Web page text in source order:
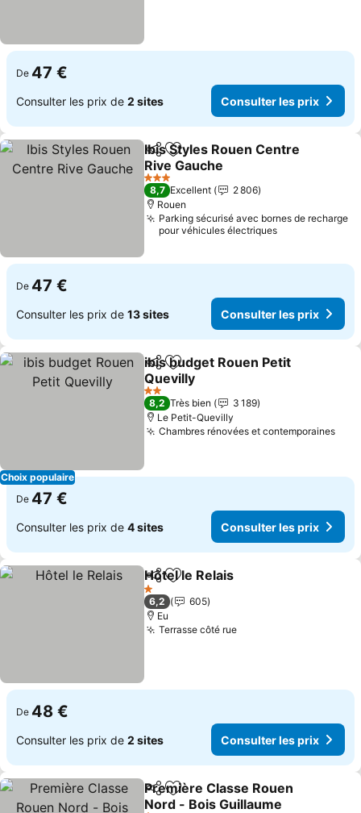
De 47 €
Consulter les prix de 2 sites Consulter les prix
PartagerAjouter à mes favoris
Ibis Styles Rouen Centre
Rive Gauche
3 Étoiles
8,7 Excellent
2 806
Rouen
Parking sécurisé avec bornes de recharge
pour véhicules électriques
De 47 €
Consulter les prix de 13 sites Consulter les prix
Choix populaire
PartagerAjouter à mes favoris
ibis budget Rouen Petit
Quevilly
2 Étoiles
8,2 Très bien
3 189
Le Petit-Quevilly
Chambres rénovées et contemporaines
De 47 €
Consulter les prix de 4 sites Consulter les prix
PartagerAjouter à mes favoris
Hôtel le Relais
1 Étoiles
6,2
605
Eu
Terrasse côté rue
De 48 €
Consulter les prix de 2 sites Consulter les prix
PartagerAjouter à mes favoris
Première Classe Rouen
Nord - Bois Guillaume